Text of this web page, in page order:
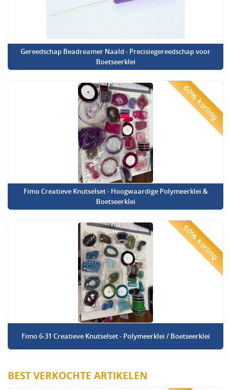
Gereedschap Beadreamer Naald - Precisiegereedschap voor
Boetseerklei
60% korting
Fimo Creatieve Knutselset - Hoogwaardige Polymeerklei &
Boetseerklei
60% korting
Fimo 6-31 Creatieve Knutselset - Polymeerklei / Boetseerklei
BEST VERKOCHTE ARTIKELEN